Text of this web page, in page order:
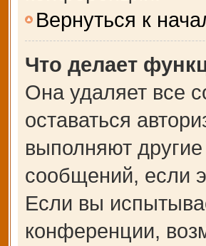
Вернуться к
Что делает
Она удаляет все
оставаться
выполняют
сообщений, если
Если вы
конференции,